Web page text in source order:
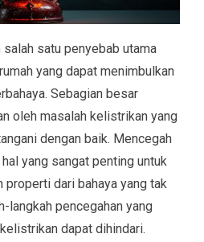
satu penyebab utama
yang dapat menimbulkan
Sebagian besar
oleh masalah kelistrikan yang
dengan baik. Mencegah
yang sangat penting untuk
properti dari bahaya yang tak
langkah pencegahan yang
dapat dihindari.